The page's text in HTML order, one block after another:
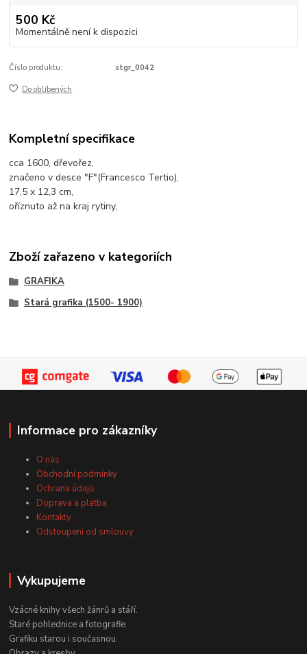
500 Kč
Momentálně není k dispozici
Číslo produktu: stgr_0042
Do oblíbených
Kompletní specifikace
cca 1600, dřevořez,
značeno v desce "F"(Francesco Tertio),
17,5 x 12,3 cm,
oříznuto až na kraj rytiny,
Zboží zařazeno v kategoriích
GRAFIKA
Stará grafika (1500- 1900)
Informace pro zákazníky
O nás
Obchodní podmínky
Ochrana údajů
Doprava a platba
Kontakty
Odstoupení od smlouvy
Vykupujeme
Vzácné knihy všech žánrů a stáří.
Staré pohlednice a fotografie.
Grafiku starou i současnou.